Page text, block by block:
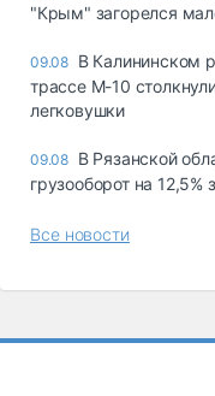
"Крым" загорелся
09.08 В Калининском
трассе М-10
легковушки
09.08 В Рязанской
грузооборот на 12,5%
Все новости